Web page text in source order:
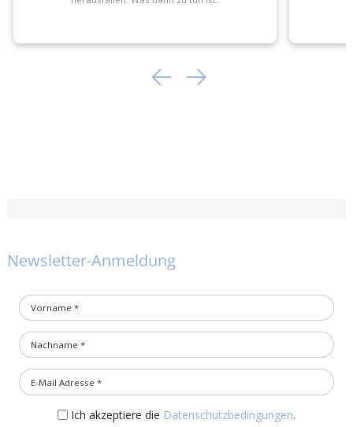
Newsletter-Anmeldung